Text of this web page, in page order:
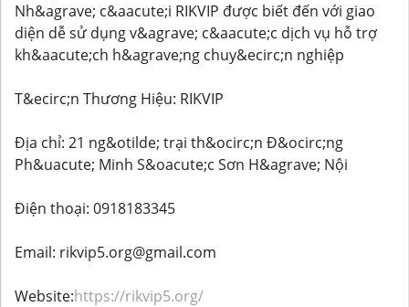
Nh&agrave; c&aacute;i RIKVIP được biết đến với giao
diện dễ sử dụng v&agrave; c&aacute;c dịch vụ hỗ trợ
kh&aacute;ch h&agrave;ng chuy&ecirc;n nghiệp
T&ecirc;n Thương Hiệu: RIKVIP
Địa chỉ: 21 ng&otilde; trại th&ocirc;n Đ&ocirc;ng
Ph&uacute; Minh S&oacute;c Sơn H&agrave; Nội
Điện thoại: 0918183345
Email: rikvip5.org@gmail.com
Website:https://rikvip5.org/